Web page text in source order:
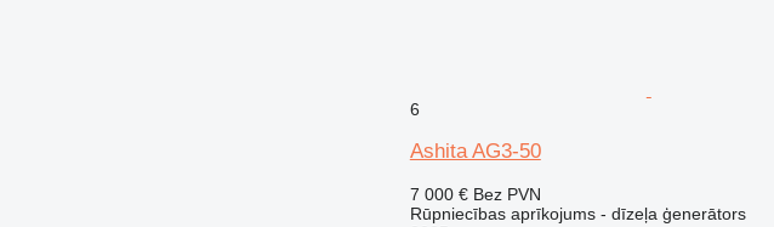
6
Ashita AG3-50
7 000 € Bez PVN
Rūpniecības aprīkojums - dīzeļa ģenerātors